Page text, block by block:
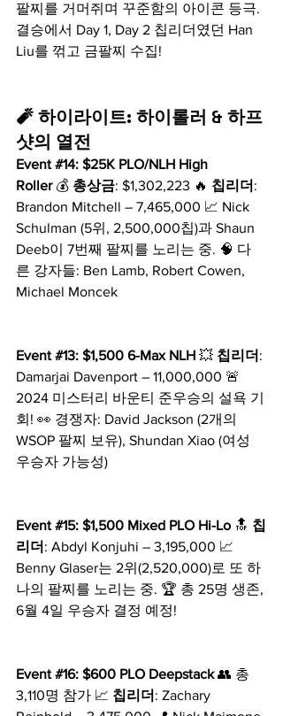
팔찌를 거머쥐며 꾸준함의 아이콘 등극.
결승에서 Day 1, Day 2 칩리더였던 Han
Liu를 꺾고 금팔찌 수집!
🧨 하이라이트: 하이롤러 & 하프
샷의 열전
Event #14: $25K PLO/NLH High
Roller 💰 총상금: $1,302,223 🔥 칩리더 :
Brandon Mitchell – 7,465,000 📈 Nick
Schulman (5위, 2,500,000칩)과 Shaun
Deeb이 7번째 팔찌를 노리는 중. 🧠 다
른 강자들: Ben Lamb, Robert Cowen,
Michael Moncek
Event #13: $1,500 6-Max NLH 💥 칩리더 :
Damarjai Davenport – 11,000,000 🚨
2024 미스터리 바운티 준우승의 설욕 기
회! 👀 경쟁자: David Jackson (2개의
WSOP 팔찌 보유), Shundan Xiao (여성
우승자 가능성)
Event #15: $1,500 Mixed PLO Hi-Lo 🔝 칩
리더 : Abdyl Konjuhi – 3,195,000 📈
Benny Glaser는 2위(2,520,000)로 또 하
나의 팔찌를 노리는 중. 🏆 총 25명 생존,
6월 4일 우승자 결정 예정!
Event #16: $600 PLO Deepstack 👥 총
3,110명 참가 📈 칩리더 : Zachary